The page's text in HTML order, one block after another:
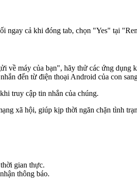
ngay cả khi đóng tab, chọn "Yes" tại
về máy của bạn", hãy thử các ứng dụng
đến từ điện thoại Android của con
truy cập tin nhắn của chúng.
xã hội, giúp kịp thời ngăn chặn tình
gian thực.
thông báo.